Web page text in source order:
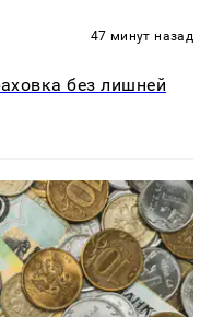
47 минут назад
без лишней